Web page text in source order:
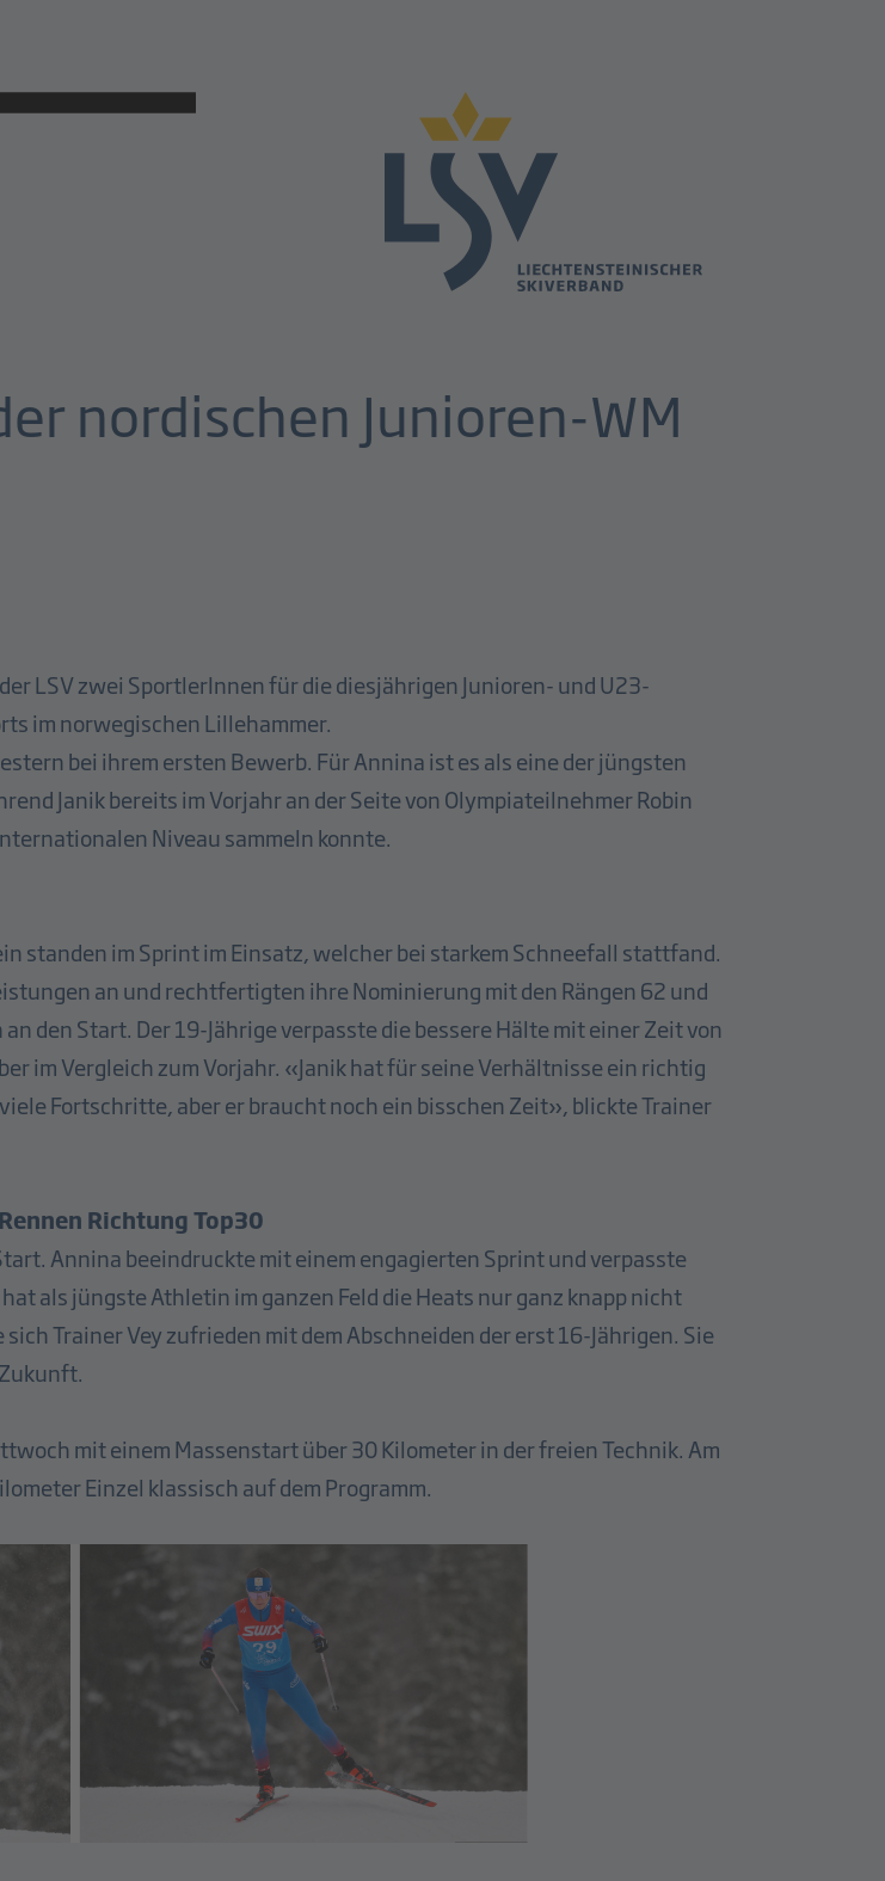
nordischen Junioren-WM
LSV zwei SportlerInnen für die diesjährigen Junioren- und U23-
im norwegischen Lillehammer.
bei ihrem ersten Bewerb. Für Annina ist es als eine der jüngsten
Janik bereits im Vorjahr an der Seite von Olympiateilnehmer Robin
Niveau sammeln konnte.
standen im Sprint im Einsatz, welcher bei starkem Schneefall stattfand.
an und rechtfertigten ihre Nominierung mit den Rängen 62 und
den Start. Der 19-Jährige verpasste die bessere Hälte mit einer Zeit von
im Vergleich zum Vorjahr. «Janik hat für seine Verhältnisse ein richtig
Fortschritte, aber er braucht noch ein bisschen Zeit», blickte Trainer
Richtung Top30
Annina beeindruckte mit einem engagierten Sprint und verpasste
als jüngste Athletin im ganzen Feld die Heats nur ganz knapp nicht
Trainer Vey zufrieden mit dem Abschneiden der erst 16-Jährigen. Sie
mit einem Massenstart über 30 Kilometer in der freien Technik. Am
Einzel klassisch auf dem Programm.